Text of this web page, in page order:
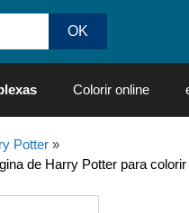
Colorir online
Potter»
de Harry Potter para